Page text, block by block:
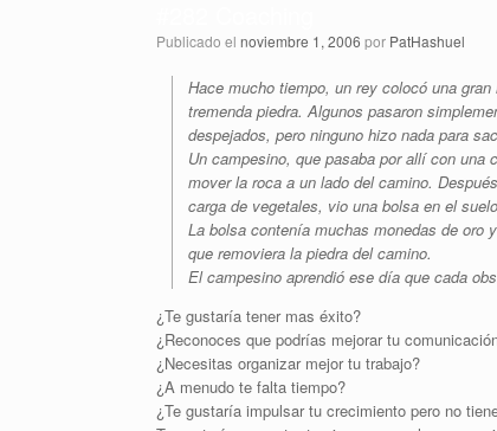
Publicado el noviembre 1, 2006 por PatHashuel
Hace mucho tiempo, un rey colocó una
tremenda piedra. Algunos pasaron
despejados, pero ninguno hizo nada para
Un campesino, que pasaba por allí con
mover la roca a un lado del camino.
carga de vegetales, vio una bolsa en el
La bolsa contenía muchas monedas de oro
que removiera la piedra del camino.
El campesino aprendió ese día que cada
¿Te gustaría tener mas éxito?
¿Reconoces que podrías mejorar tu
¿Necesitas organizar mejor tu trabajo?
¿A menudo te falta tiempo?
¿Te gustaría impulsar tu crecimiento pero no